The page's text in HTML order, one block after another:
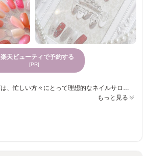
楽天ビューティで予約する
[PR]
はあとねいる 武蔵新城店は、忙しい方々にとって理想的なネイルサロンです。アットホームな雰囲気で、リラックスしながら過ごせます。特に魅力的なのは、「早い・安い・キレイ」を実現しているところ。多忙な毎日でも短時間で施術を受けられ、リーズナブルな価格で続けて通えます。経験豊富なネイリストが、シンプルからトレンドまで幅広いデザインを提案し、丁寧に仕上げますので、指先が華やかになり毎日の気分が上がります。また、幅広い年齢層の方々に対応しており、子連れの方も安心して訪れることができます。はあとねいる 武蔵新城店で理想のネイルを楽しんでください。
もっと見る